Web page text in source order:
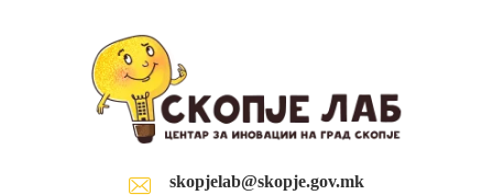
skopjelab@skopje.gov.mk